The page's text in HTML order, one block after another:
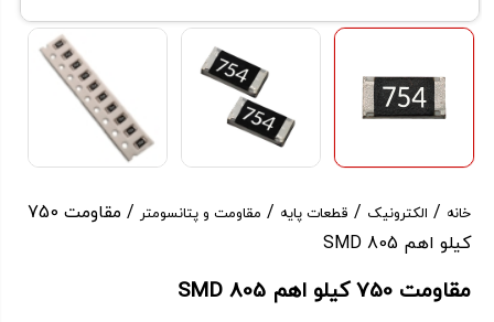
خانه / الکترونیک / قطعات پایه / مقاومت و پتانسومتر
/ مقاومت 750
کیلو اهم SMD 805
مقاومت 750 کیلو اهم SMD 805